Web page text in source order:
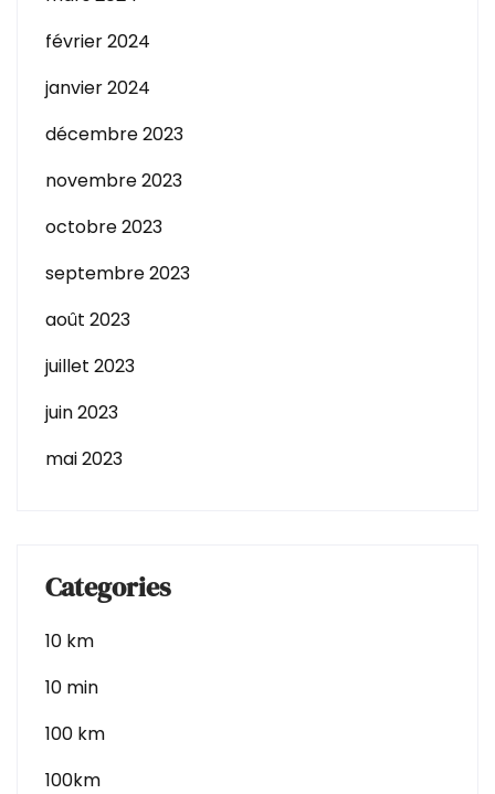
février 2024
janvier 2024
décembre 2023
novembre 2023
octobre 2023
septembre 2023
août 2023
juillet 2023
juin 2023
mai 2023
Categories
10 km
10 min
100 km
100km